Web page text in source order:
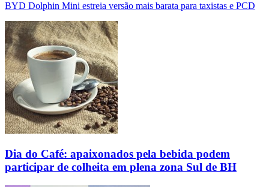
BYD Dolphin Mini estreia versão mais barata para taxistas e PCD
Dia do Café: apaixonados pela bebida podem
participar de colheita em plena zona Sul de BH